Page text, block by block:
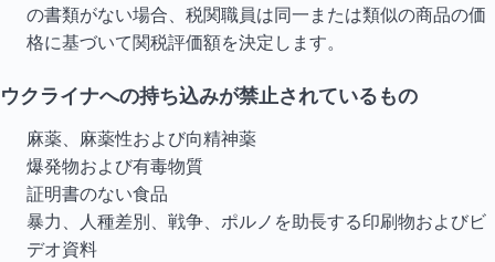
の書類がない場合、税関職員は同一または類似の商品の価
格に基づいて関税評価額を決定します。
ウクライナへの持ち込みが禁止されているもの
麻薬、麻薬性および向精神薬
爆発物および有毒物質
証明書のない食品
暴力、人種差別、戦争、ポルノを助長する印刷物およびビ
デオ資料